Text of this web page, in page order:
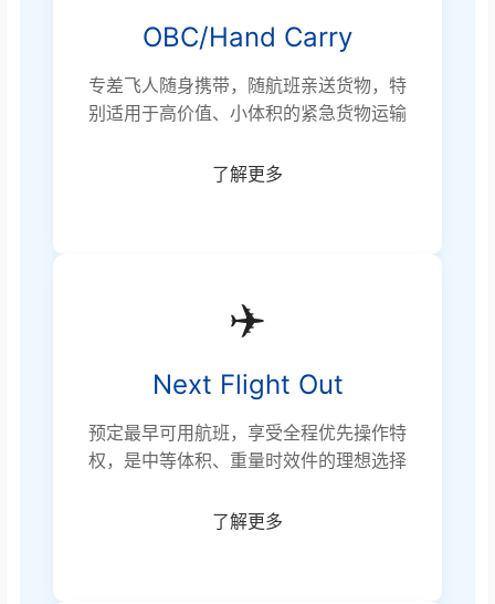
OBC/Hand Carry
专差飞人随身携带，随航班亲送货物，特
别适用于高价值、小体积的紧急货物运输
了解更多
✈️
Next Flight Out
预定最早可用航班，享受全程优先操作特
权，是中等体积、重量时效件的理想选择
了解更多